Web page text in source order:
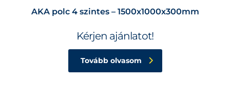
AKA polc 4 szintes – 1500x1000x300mm
Kérjen ajánlatot!
Tovább olvasom